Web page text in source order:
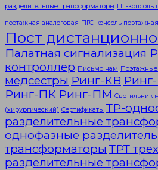
разделительные трансформаторы ПГ-консоль
поэтажная аналоговая ПГС-консоль
Пост
Палатная сигнализация
контроллер Письмо нам Поэтажные
медсестры Ринг-КВ
Ринг-ПК Ринг-ПМ Светильник
(хирургический) Сертификаты ТР-
разделительные
однофазные
трансформаторы ТРТ
разделительные